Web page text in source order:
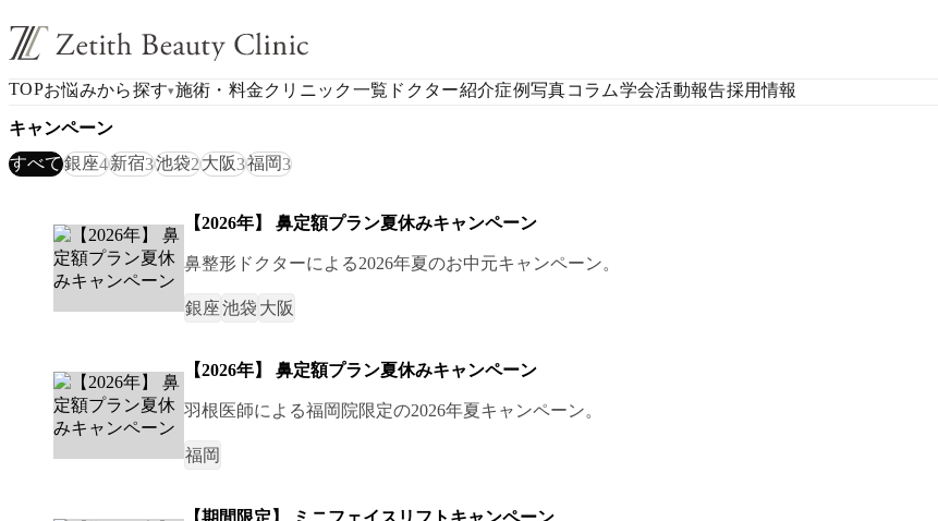
TOPお悩みから探す▾施術・料金クリニック一覧 ドクター紹介症例写真コラム学会活動報告採用情報
キャンペーン
すべて銀座4新宿3池袋2大阪3福岡3
【2026年】 鼻定額プラン夏休みキャンペーン
鼻整形ドクターによる2026年夏のお中元キャンペーン。
銀座池袋 大阪
【2026年】 鼻定額プラン夏休みキャンペーン
羽根医師による福岡院限定の2026年夏キャンペーン。
福岡